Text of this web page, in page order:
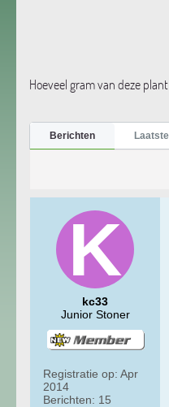
Hoeveel gram van deze
Berichten
kc33
Junior Stoner
Registratie op: Apr
2014
Berichten: 15